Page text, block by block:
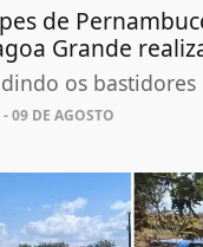
de
Grande
os bastidores
- 09 DE AGOSTO